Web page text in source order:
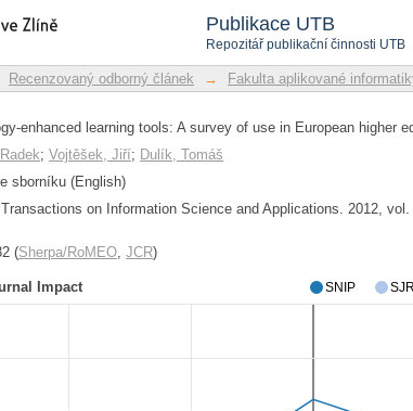
Publikace UTB
Repozitář publikační činnosti UTB
learning tools: A
Recenzovaný odborný článek → Fakulta aplikované
enhanced learning tools: A survey of use in European higher
; Vojtěšek, Jiří; Dulík, Tomáš
sborníku (English)
on Information Science and Applications. 2012,
(Sherpa/RoMEO, JCR)
Impact SNIP SJR